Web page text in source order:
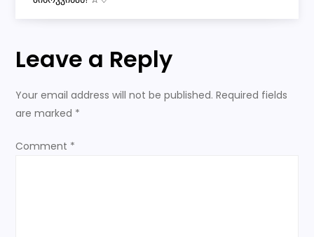
s
t
a
v
Leave a Reply
Your email address will not be published. Required fields
are marked *
Comment *